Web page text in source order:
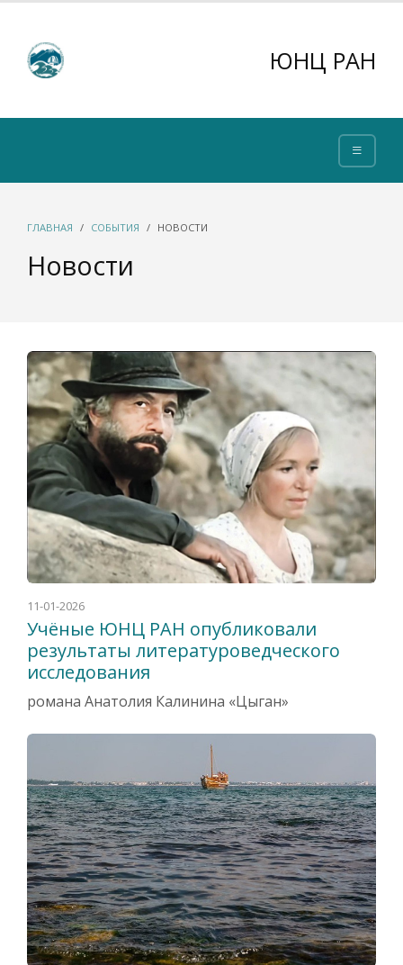
ЮНЦ РАН
ГЛАВНАЯ СОБЫТИЯ НОВОСТИ
Новости
11-01-2026
Учёные ЮНЦ РАН опубликовали
результаты литературоведческого
исследования
романа Анатолия Калинина «Цыган»